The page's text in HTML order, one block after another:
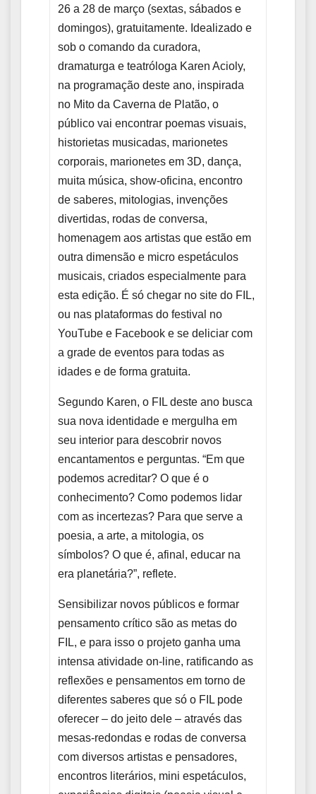
26 a 28 de março (sextas, sábados e
domingos), gratuitamente. Idealizado e
sob o comando da curadora,
dramaturga e teatróloga Karen Acioly,
na programação deste ano, inspirada
no Mito da Caverna de Platão, o
público vai encontrar poemas visuais,
historietas musicadas, marionetes
corporais, marionetes em 3D, dança,
muita música, show-oficina, encontro
de saberes, mitologias, invenções
divertidas, rodas de conversa,
homenagem aos artistas que estão em
outra dimensão e micro espetáculos
musicais, criados especialmente para
esta edição. É só chegar no site do FIL,
ou nas plataformas do festival no
YouTube e Facebook e se deliciar com
a grade de eventos para todas as
idades e de forma gratuita.
Segundo Karen, o FIL deste ano busca
sua nova identidade e mergulha em
seu interior para descobrir novos
encantamentos e perguntas. “Em que
podemos acreditar? O que é o
conhecimento? Como podemos lidar
com as incertezas? Para que serve a
poesia, a arte, a mitologia, os
símbolos? O que é, afinal, educar na
era planetária?”, reflete.
Sensibilizar novos públicos e formar
pensamento crítico são as metas do
FIL, e para isso o projeto ganha uma
intensa atividade on-line, ratificando as
reflexões e pensamentos em torno de
diferentes saberes que só o FIL pode
oferecer – do jeito dele – através das
mesas-redondas e rodas de conversa
com diversos artistas e pensadores,
encontros literários, mini espetáculos,